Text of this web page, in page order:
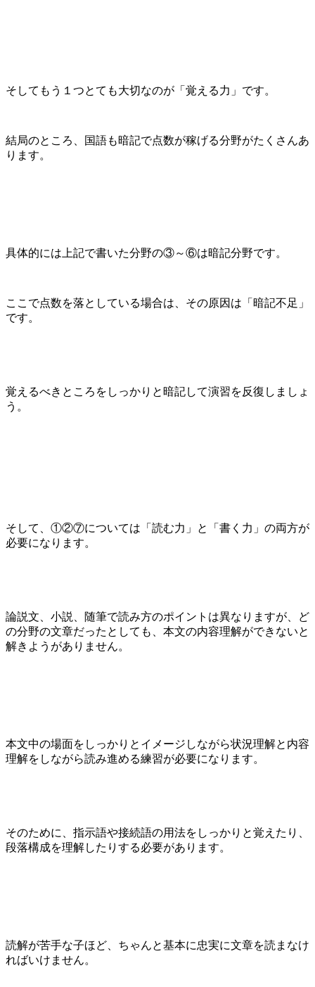
そしてもう１つとても大切なのが「覚える力」です。
結局のところ、国語も暗記で点数が稼げる分野がたくさんあ
ります。
具体的には上記で書いた分野の③～⑥は暗記分野です。
ここで点数を落としている場合は、その原因は「暗記不足」
です。
覚えるべきところをしっかりと暗記して演習を反復しましょ
う。
そして、①②⑦については「読む力」と「書く力」の両方が
必要になります。
論説文、小説、随筆で読み方のポイントは異なりますが、ど
の分野の文章だったとしても、本文の内容理解ができないと
解きようがありません。
本文中の場面をしっかりとイメージしながら状況理解と内容
理解をしながら読み進める練習が必要になります。
そのために、指示語や接続語の用法をしっかりと覚えたり、
段落構成を理解したりする必要があります。
読解が苦手な子ほど、ちゃんと基本に忠実に文章を読まなけ
ればいけません。